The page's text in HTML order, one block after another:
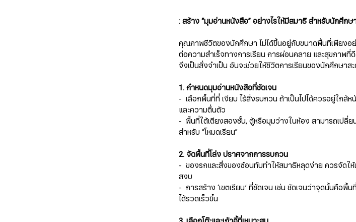
​​​​​​​: สร้าง “มุมอ่านหนังสือ” อย่างไรให้มีสมาธิ สำหรับนักศึก
คุณภาพชีวิตของนักศึกษา ไม่ได้ขึ้นอยู่กับขนาดพื้นที่เพียงอ
ต่อความสำเร็จทางการเรียน การผ่อนคลาย และสุขภาพ
จึงเป็นสิ่งจำเป็น อันจะช่วยให้ชีวิตการเรียนของนักศึกษา
1. กำหนดมุมอ่านหนังสือที่ชัดเจน
- เลือกพื้นที่ที่ เงียบ ไร้สิ่งรบกวน ถ้าเป็นไปได้ควรอยู่ใกล้
และความตื่นตัว
- พื้นที่ใต้เตียงสองชั้น, ตู้หรือมุมว่างในห้อง สามารถเปลี่ย
สำหรับ “โหมดเรียน”
2. จัดพื้นที่โล่ง ปราศจากการรบกวน
- ของรกและสิ่งของซ้อนทับทำให้สมาธิหลุดง่าย ควรจัดให้
สงบ
- การสร้าง ‘เขตเรียน’ ที่ชัดเจน เช่น ชัดเจนว่าจุดนั้นคือพื้
ได้รวดเร็วขึ้น